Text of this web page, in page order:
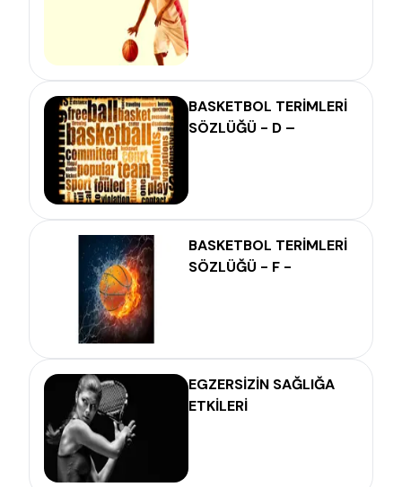
BASKETBOL TERİMLERİ
SÖZLÜĞÜ - D –
BASKETBOL TERİMLERİ
SÖZLÜĞÜ - F -
EGZERSİZİN SAĞLIĞA
ETKİLERİ